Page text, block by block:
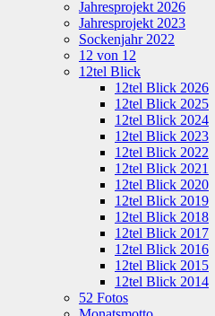
Jahresprojekt 2026
Jahresprojekt 2023
Sockenjahr 2022
12 von 12
12tel Blick
12tel Blick 2026
12tel Blick 2025
12tel Blick 2024
12tel Blick 2023
12tel Blick 2022
12tel Blick 2021
12tel Blick 2020
12tel Blick 2019
12tel Blick 2018
12tel Blick 2017
12tel Blick 2016
12tel Blick 2015
12tel Blick 2014
52 Fotos